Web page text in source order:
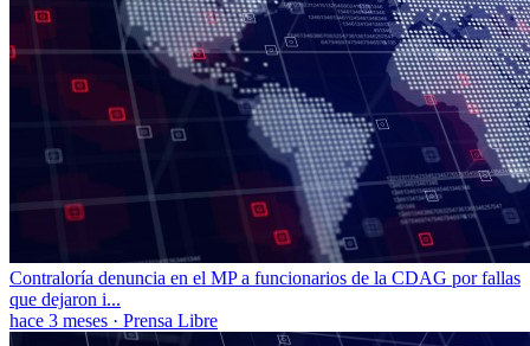
Contraloría denuncia en el MP a funcionarios de la CDAG por fallas
que dejaron i...
hace 3 meses · Prensa Libre